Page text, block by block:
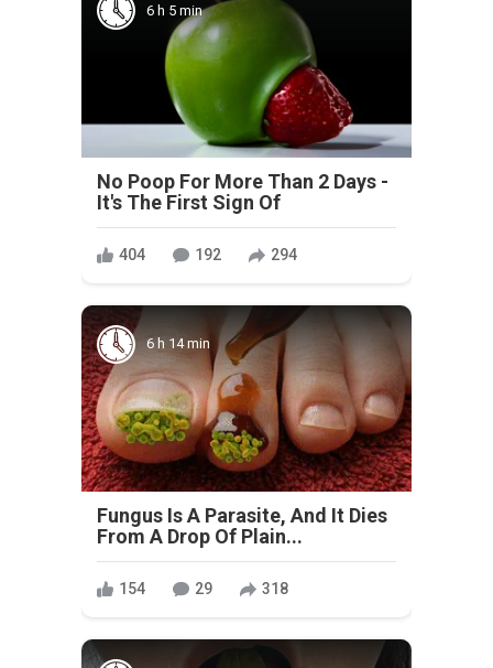
6 h 5 min
No Poop For More Than 2 Days -
It's The First Sign Of
404 192 294
6 h 14 min
Fungus Is A Parasite, And It Dies
From A Drop Of Plain...
154 29 318